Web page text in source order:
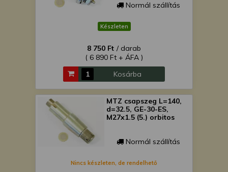
Normál szállítás
Készleten
8 750 Ft / darab
( 6 890 Ft + ÁFA )
Kosárba
MTZ csapszeg L=140,
d=32.5, GE-30-ES,
M27x1.5 (5.) orbitos
Normál szállítás
Nincs készleten, de rendelhető